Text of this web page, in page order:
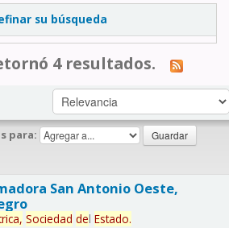
su búsqueda
4 resultados.
para:
San Antonio Oeste,
Sociedad del Estado.